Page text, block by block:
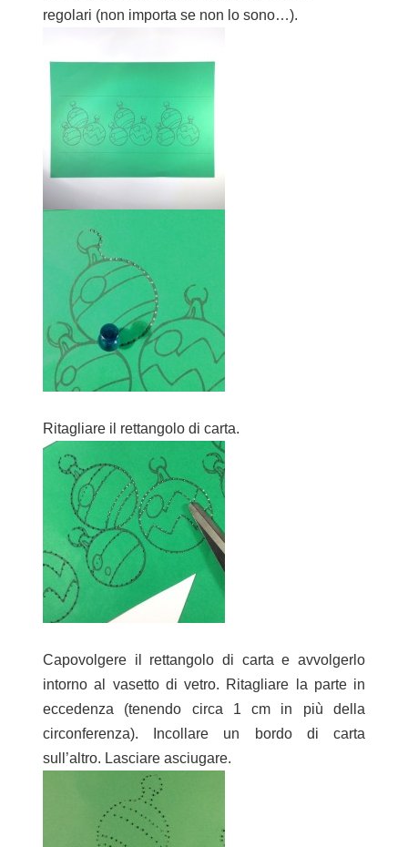
regolari (non importa se non lo sono…).
Ritagliare il rettangolo di carta.
Capovolgere il rettangolo di carta e avvolgerlo
intorno al vasetto di vetro. Ritagliare la parte in
eccedenza (tenendo circa 1 cm in più della
circonferenza). Incollare un bordo di carta
sull’altro. Lasciare asciugare.